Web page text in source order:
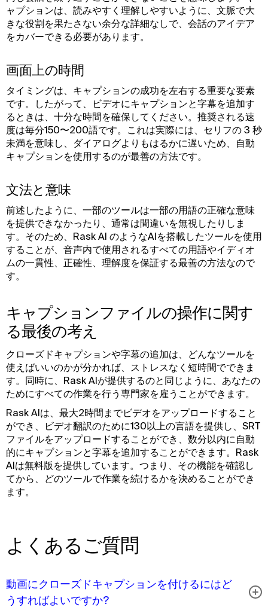
ャプションは、読みやすく理解しやすいように、文脈で大
きな役割を果たさない余分な詳細なしで、会話のアイデア
をカバーできる必要があります。
画面上の時間
タイミングは、キャプションの成功を左右する重要な要素
です。したがって、ビデオにキャプションと字幕を追加す
るときは、十分な時間を確保してください。推奨される速
度は毎分150〜200語です。これは実際には、セリフの 3 秒
未満を意味し、ダイアログよりもはるかに遅いため、自動
キャプションを使用するのが最善の方法です。
文法と意味
前述したように、一部のツールは一部の用語の正確な意味
を提供できなかったり、通常は間違いを無視したりしま
す。そのため、Rask AI のようなAIを搭載したツールを使用
することが、音声内で使用されるすべての用語やイディオ
ムの一貫性、正確性、理解度を保証する最善の方法なので
す。
キャプションファイルの操作に関す
る最後の考え
クローズドキャプションや字幕の追加は、どんなツールを
使えばいいのかが分かれば、ストレスなく短時間でできま
す。同時に、Rask AIが提供するのと同じように、あなたの
ためにすべての作業を行う専門家を雇うことができます。
Rask AIは、最大2時間までビデオをアップロードすること
ができ、ビデオ翻訳のために130以上の言語を提供し、SRT
ファイルをアップロードすることができ、数分以内に自動
的にキャプションと字幕を追加することができます。Rask
AIは無料版を提供しています。つまり、その機能を確認し
てから、どのツールで作業を続けるかを決めることができ
ます。
よくあるご質問
動画にクローズドキャプションを付けるにはど
うすればよいですか?